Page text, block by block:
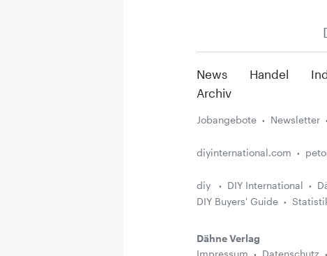
News Handel
Archiv
Jobangebote Newsletter
diyinternational.com
diy DIY International
DIY Buyers' Guide
Dähne Verlag
Impressum
Datenschutz